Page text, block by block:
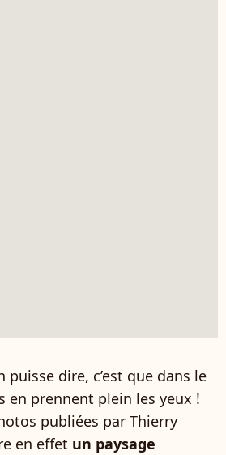
puisse dire, c’est que dans le
en prennent plein les yeux !
publiées par Thierry
en effet un paysage